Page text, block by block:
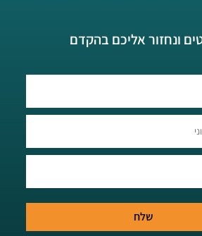
ונחזור אליכם בהקדם​​
שלח